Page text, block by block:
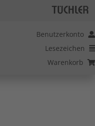
Benutzerkonto
Lesezeichen
Warenkorb